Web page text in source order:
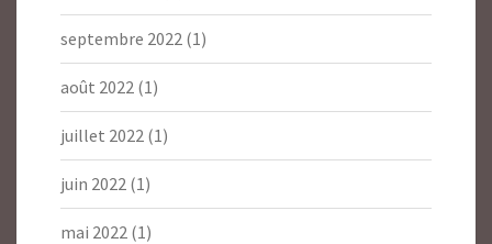
septembre 2022 (1)
août 2022 (1)
juillet 2022 (1)
juin 2022 (1)
mai 2022 (1)